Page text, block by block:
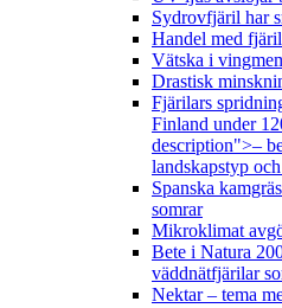
Sydrovfjäril har
Handel med
Vätska i
Drastisk
Fjärilars
Finland under
description">–
landskapstyp
Spanska
somrar
Mikroklimat
Bete i Natura
väddnätfjärilar
Nektar – tema